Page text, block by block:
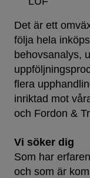
Det är ett
följa hela
behovsanalys,
flera
inriktad mot
och Fordon &
Vi söker dig
Som har
och som är